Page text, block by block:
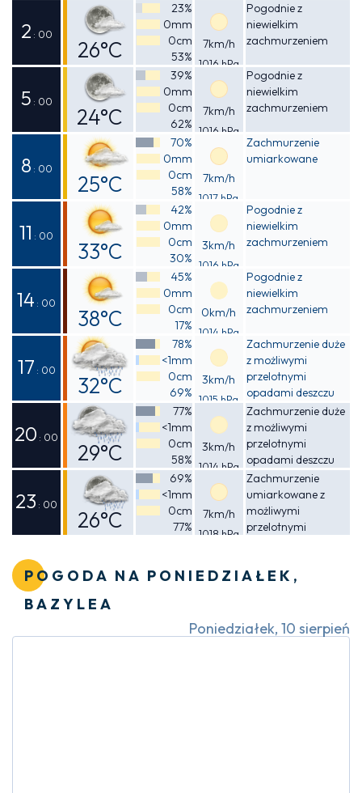
2 : 00
26°C
Odczuwalna
26°C
23%
0mm
0cm
53%
7km/h
1016 hPa
Pogodnie z
niewielkim
zachmurzeniem
5 : 00
24°C
Odczuwalna
24°C
39%
0mm
0cm
62%
7km/h
1016 hPa
Pogodnie z
niewielkim
zachmurzeniem
8 : 00
25°C
Odczuwalna
25°C
70%
0mm
0cm
58%
7km/h
1017 hPa
Zachmurzenie
umiarkowane
11 : 00
33°C
Odczuwalna
32°C
42%
0mm
0cm
30%
3km/h
1016 hPa
Pogodnie z
niewielkim
zachmurzeniem
14 : 00
38°C
Odczuwalna
36°C
45%
0mm
0cm
17%
0km/h
1014 hPa
Pogodnie z
niewielkim
zachmurzeniem
17 : 00
32°C
Odczuwalna
39°C
78%
<1mm
0cm
69%
3km/h
1015 hPa
Zachmurzenie duże
z możliwymi
przelotnymi
opadami deszczu
20 : 00
29°C
Odczuwalna
30°C
77%
<1mm
0cm
58%
3km/h
1014 hPa
Zachmurzenie duże
z możliwymi
przelotnymi
opadami deszczu
23 : 00
26°C
69%
<1mm
0cm
77%
7km/h
1018 hPa
Zachmurzenie
umiarkowane z
możliwymi
przelotnymi
POGODA NA PONIEDZIAŁEK,
BAZYLEA
Poniedziałek, 10 sierpień